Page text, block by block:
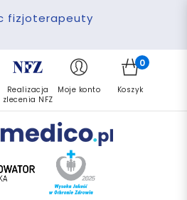
dostawa
fizjoterapeuty
PFRON
Refundacja NFZ
zlecenie ponownie
Realizacja
zlecenia NFZ
Moje konto
0
Koszyk